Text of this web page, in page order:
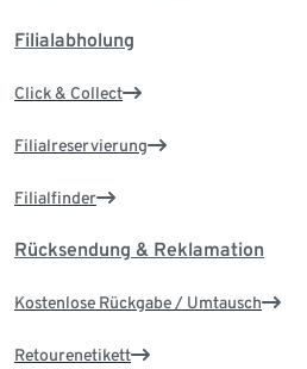
Filialabholung
Click & Collect
Filialreservierung
Filialfinder
Rücksendung & Reklamation
Kostenlose Rückgabe / Umtausch
Retourenetikett